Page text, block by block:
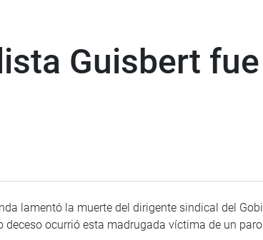
Guisbert
lamentó la muerte del dirigente sindical del
deceso ocurrió esta madrugada víctima de un